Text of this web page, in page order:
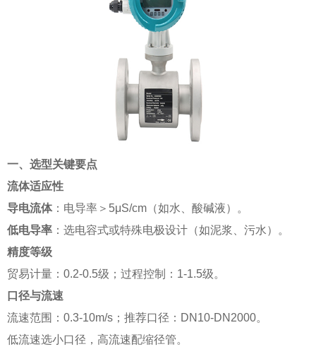
一、选型关键要点
流体适应性
导电流体：电导率＞5μS/cm（如水、酸碱液）。
低电导率 ：选电容式或特殊电极设计（如泥浆、污水）。
精度等级
贸易计量：0.2-0.5级；过程控制：1-1.5级。
口径与流速
流速范围：0.3-10m/s；推荐口径：DN10-DN2000。
低流速选小口径，高流速配缩径管。